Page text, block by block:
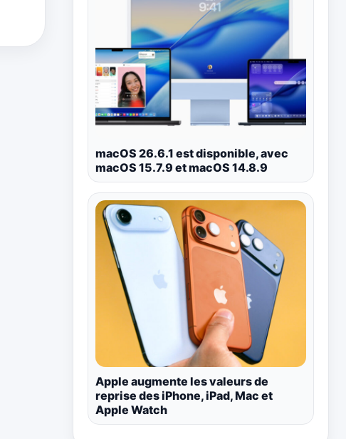
macOS 26.6.1 est disponible, avec
macOS 15.7.9 et macOS 14.8.9
Apple augmente les valeurs de
reprise des iPhone, iPad, Mac et
Apple Watch